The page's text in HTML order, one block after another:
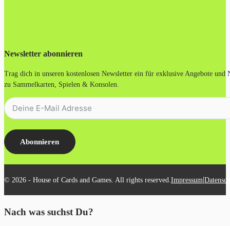
Newsletter abonnieren
Trag dich in unseren kostenlosen Newsletter ein für exklusive Angebote und
zu Sammelkarten, Spielen & Konsolen.
Abonnieren
© 2026 - House of Cards and Games. All rights reserved. Impressum|
Nach was suchst Du?